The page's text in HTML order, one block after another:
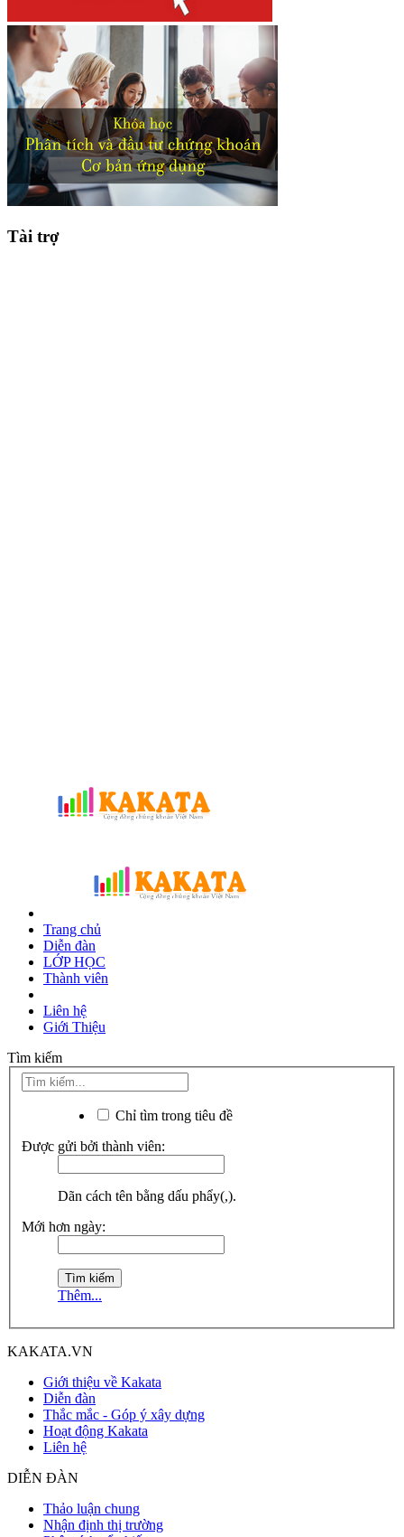
Tài trợ
Trang chủ
Diễn đàn
LỚP HỌC
Thành viên
Liên hệ
Giới Thiệu
Tìm kiếm
Chỉ tìm trong tiêu đề
Được gửi bởi thành viên:
Dãn cách tên bằng dấu phẩy(,).
Mới hơn ngày:
Thêm...
KAKATA.VN
Giới thiệu về Kakata
Diễn đàn
Thắc mắc - Góp ý xây dựng
Hoạt động Kakata
Liên hệ
DIỄN ĐÀN
Thảo luận chung
Nhận định thị trường